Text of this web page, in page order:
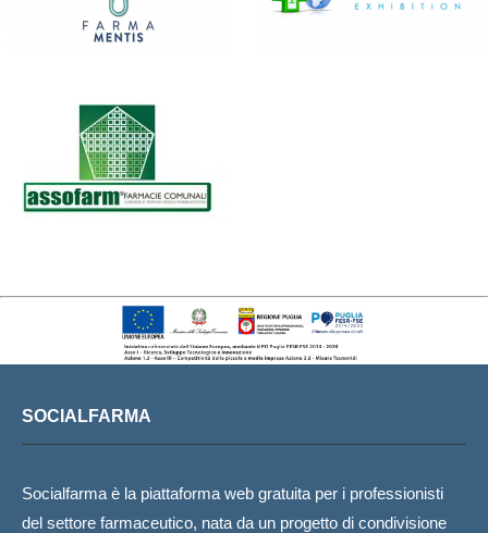
SOCIALFARMA
Socialfarma è la piattaforma web gratuita per i professionisti
del settore farmaceutico, nata da un progetto di condivisione